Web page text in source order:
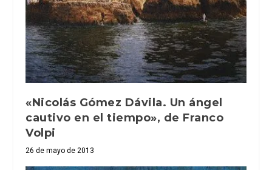
«Nicolás Gómez Dávila. Un ángel
cautivo en el tiempo», de Franco
Volpi
26 de mayo de 2013